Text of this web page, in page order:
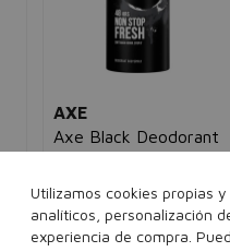
AXE
Axe Black Deodorant
hombre
4,00€ 2,95€
Utilizamos cookies propias
analíticos, personalización
experiencia de compra.